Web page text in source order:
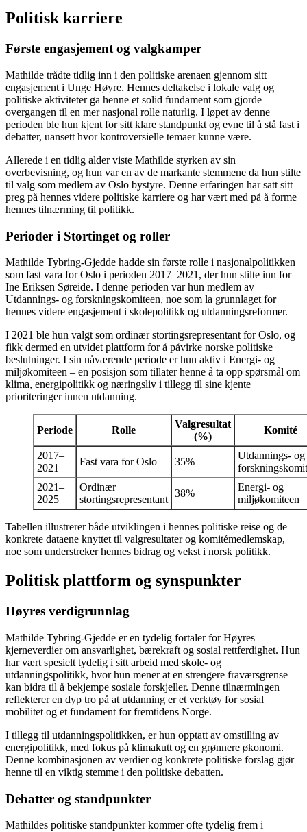
Politisk karriere
Første engasjement og valgkamper
Mathilde trådte tidlig inn i den politiske arenaen gjennom sitt
engasjement i Unge Høyre. Hennes deltakelse i lokale valg og
politiske aktiviteter ga henne et solid fundament som gjorde
overgangen til en mer nasjonal rolle naturlig. I løpet av denne
perioden ble hun kjent for sitt klare standpunkt og evne til å stå fast i
debatter, uansett hvor kontroversielle temaer kunne være.
Allerede i en tidlig alder viste Mathilde styrken av sin
overbevisning, og hun var en av de markante stemmene da hun stilte
til valg som medlem av Oslo bystyre. Denne erfaringen har satt sitt
preg på hennes videre politiske karriere og har vært med på å forme
hennes tilnærming til politikk.
Perioder i Stortinget og roller
Mathilde Tybring-Gjedde hadde sin første rolle i nasjonalpolitikken
som fast vara for Oslo i perioden 2017–2021, der hun stilte inn for
Ine Eriksen Søreide. I denne perioden var hun medlem av
Utdannings- og forskningskomiteen, noe som la grunnlaget for
hennes videre engasjement i skolepolitikk og utdanningsreformer.
I 2021 ble hun valgt som ordinær stortingsrepresentant for Oslo, og
fikk dermed en utvidet plattform for å påvirke norske politiske
beslutninger. I sin nåværende periode er hun aktiv i Energi- og
miljøkomiteen – en posisjon som tillater henne å ta opp spørsmål om
klima, energipolitikk og næringsliv i tillegg til sine kjente
prioriteringer innen utdanning.
Periode Rolle
Valgresultat
(%)
Komité
2017–
2021
Fast vara for Oslo 35%
Utdannings- og
2021–
2025
Ordinær
stortingsrepresentant
38%
Energi- og
miljøkomiteen
Tabellen illustrerer både utviklingen i hennes politiske reise og de
konkrete dataene knyttet til valgresultater og komitémedlemskap,
noe som understreker hennes bidrag og vekst i norsk politikk.
Politisk plattform og synspunkter
Høyres verdigrunnlag
Mathilde Tybring-Gjedde er en tydelig fortaler for Høyres
kjerneverdier om ansvarlighet, bærekraft og sosial rettferdighet. Hun
har vært spesielt tydelig i sitt arbeid med skole- og
utdanningspolitikk, hvor hun mener at en strengere fraværsgrense
kan bidra til å bekjempe sosiale forskjeller. Denne tilnærmingen
reflekterer en dyp tro på at utdanning er et verktøy for sosial
mobilitet og et fundament for fremtidens Norge.
I tillegg til utdanningspolitikken, er hun opptatt av omstilling av
energipolitikk, med fokus på klimakutt og en grønnere økonomi.
Denne kombinasjonen av verdier og konkrete politiske forslag gjør
henne til en viktig stemme i den politiske debatten.
Debatter og standpunkter
Mathildes politiske standpunkter kommer ofte tydelig frem i